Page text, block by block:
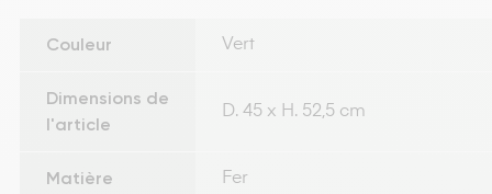
Couleur Vert
Dimensions de
l'article
D. 45 x H. 52,5 cm
Matière Fer